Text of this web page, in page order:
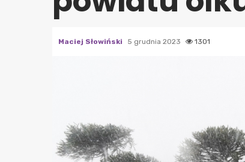
Maciej Słowiński 5 grudnia 2023 1301